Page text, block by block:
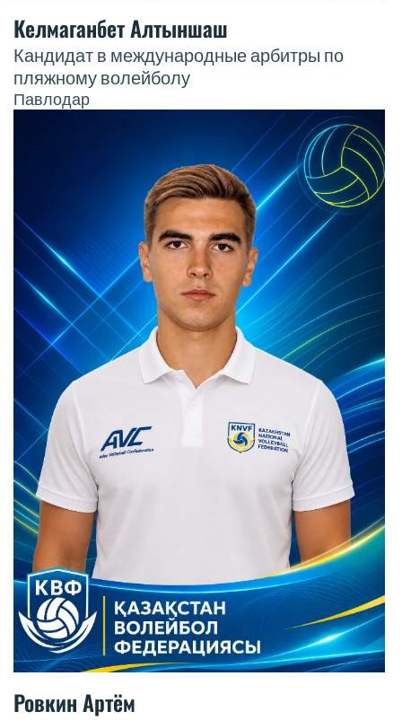
Келмаганбет Алтыншаш
Кандидат в международные арбитры по
пляжному волейболу
Павлодар
Ровкин Артём